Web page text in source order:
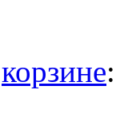
корзине